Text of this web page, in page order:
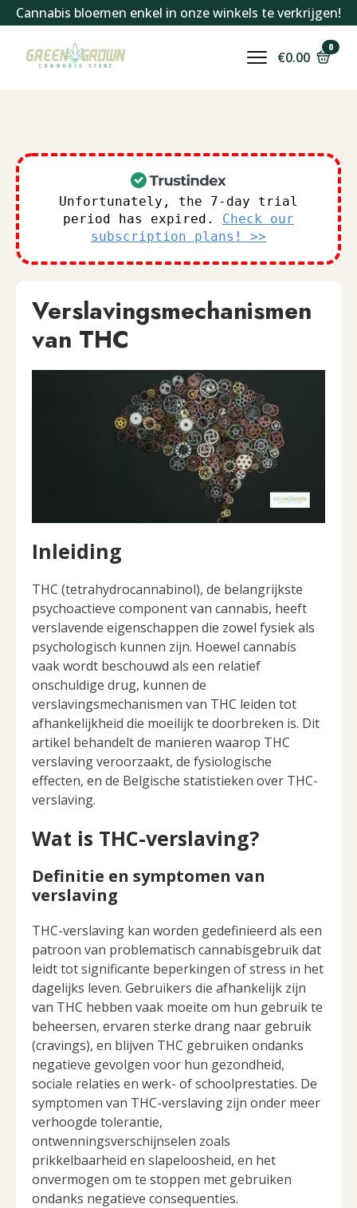
Cannabis bloemen enkel in onze winkels te verkrijgen!
€0.00
0
Unfortunately, the 7-day trial
period has expired. Check our
subscription plans! >>
Verslavingsmechanismen
van THC
Inleiding
THC (tetrahydrocannabinol), de belangrijkste
psychoactieve component van cannabis, heeft
verslavende eigenschappen die zowel fysiek als
psychologisch kunnen zijn. Hoewel cannabis
vaak wordt beschouwd als een relatief
onschuldige drug, kunnen de
verslavingsmechanismen van THC leiden tot
afhankelijkheid die moeilijk te doorbreken is. Dit
artikel behandelt de manieren waarop THC
verslaving veroorzaakt, de fysiologische
effecten, en de Belgische statistieken over THC-
verslaving.
Wat is THC-verslaving?
Definitie en symptomen van
verslaving
THC-verslaving kan worden gedefinieerd als een
patroon van problematisch cannabisgebruik dat
leidt tot significante beperkingen of stress in het
dagelijks leven. Gebruikers die afhankelijk zijn
van THC hebben vaak moeite om hun gebruik te
beheersen, ervaren sterke drang naar gebruik
(cravings), en blijven THC gebruiken ondanks
negatieve gevolgen voor hun gezondheid,
sociale relaties en werk- of schoolprestaties. De
symptomen van THC-verslaving zijn onder meer
verhoogde tolerantie,
ontwenningsverschijnselen zoals
prikkelbaarheid en slapeloosheid, en het
onvermogen om te stoppen met gebruiken
ondanks negatieve consequenties.